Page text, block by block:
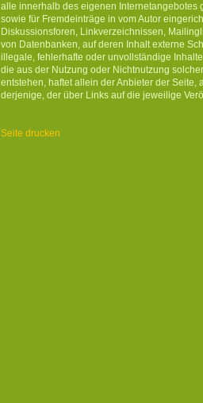
alle innerhalb des eigenen Internetangebotes
sowie für Fremdeinträge in vom Autor
Diskussionsforen, Linkverzeichnissen,
von Datenbanken, auf deren Inhalt externe
illegale, fehlerhafte oder unvollständige
die aus der Nutzung oder Nichtnutzung
entstehen, haftet allein der Anbieter der Seite,
derjenige, der über Links auf die jeweilige
Seite drucken